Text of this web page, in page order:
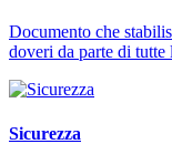
Documento che
doveri da parte di tutte
Sicurezza